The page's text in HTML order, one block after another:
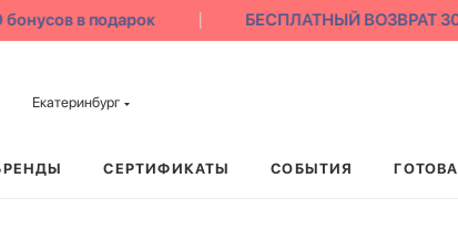
в подарок БЕСПЛАТНЫЙ ВОЗВРАТ 30
Екатеринбург
СЕРТИФИКАТЫ СОБЫТИЯ